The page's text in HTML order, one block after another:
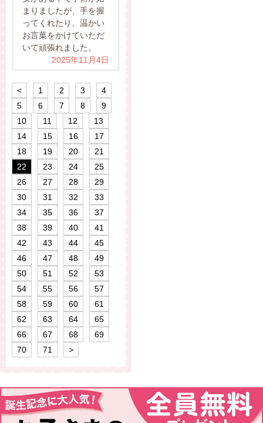
まりましたが、手を握
ってくれたり、温かい
お言葉をかけていただ
いて頑張れました。
2025年11月4日
< 1 2 3
4
5
6 7 8
9
10
11 12
13
14
15 16
17
18
19 20
21
22
23 24
25
26
27 28
29
30
31 32
33
34
35 36
37
38
39 40
41
42
43 44
45
46
47 48
49
50
51 52
53
54
55 56
57
58
59 60
61
62
63 64
65
66
67 68
69
70
71 >